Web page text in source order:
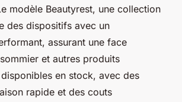
modèle Beautyrest, une collection
des dispositifs avec un
assurant une face
et autres produits
en stock, avec des
rapide et des couts